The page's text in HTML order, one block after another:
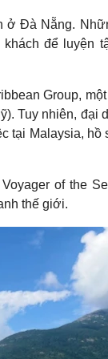
ở Đà Nẵng.
để luyện
Group,
Tuy nhiên, đại
tại Malaysia, hồ
of the
thế giới.